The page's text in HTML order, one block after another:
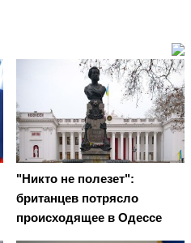
"Никто не полезет":
британцев потрясло
происходящее в Одессе